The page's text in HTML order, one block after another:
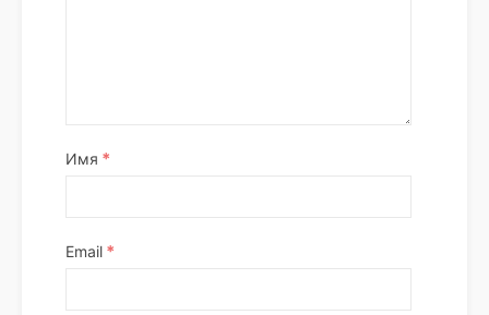
Имя *
Email *